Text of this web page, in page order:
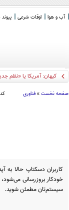
آب و هوا اوقات شرعی
کیهان: آمریکا یا «نظم
صفحه نخست » فناوری
کاربران دسکتاپ حالا به
سیستم‌تان مطمئن شوید.